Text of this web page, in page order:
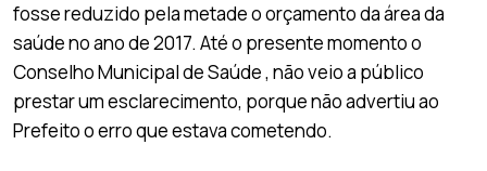
fosse reduzido pela metade o orçamento da área da
saúde no ano de 2017. Até o presente momento o
Conselho Municipal de Saúde , não veio a público
prestar um esclarecimento, porque não advertiu ao
Prefeito o erro que estava cometendo.